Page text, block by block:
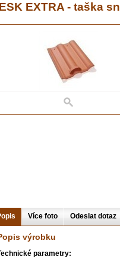
EXTRA - taška
Více foto Odeslat dotaz
výrobku
parametry: